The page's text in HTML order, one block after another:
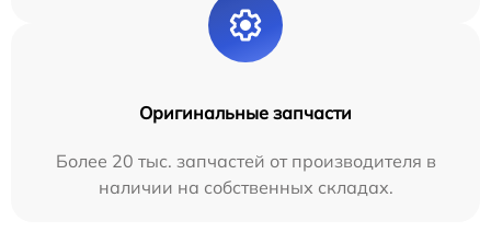
Оригинальные запчасти
Более 20 тыс. запчастей от производителя в
наличии на собственных складах.